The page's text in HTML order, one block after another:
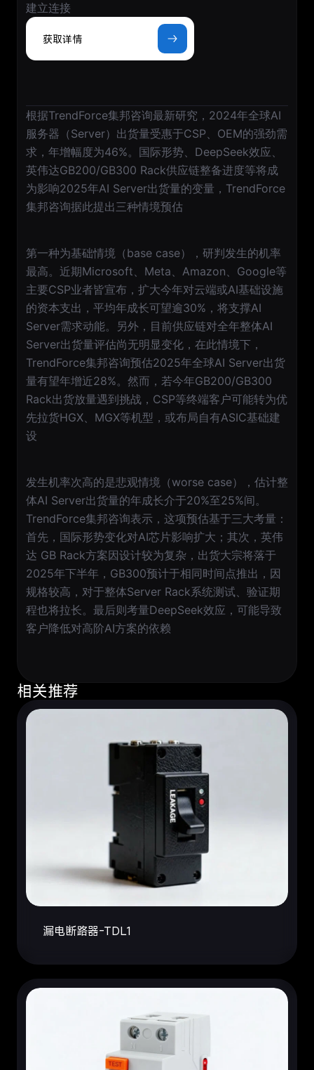
建立连接
获取详情
根据TrendForce集邦咨询最新研究，2024年全球AI
服务器（Server）出货量受惠于CSP、OEM的强劲需
求，年增幅度为46%。国际形势、DeepSeek效应、
英伟达GB200/GB300 Rack供应链整备进度等将成
为影响2025年AI Server出货量的变量，TrendForce
集邦咨询据此提出三种情境预估
第一种为基础情境（base case），研判发生的机率
最高。近期Microsoft、Meta、Amazon、Google等
主要CSP业者皆宣布，扩大今年对云端或AI基础设施
的资本支出，平均年成长可望逾30%，将支撑AI
Server需求动能。另外，目前供应链对全年整体AI
Server出货量评估尚无明显变化，在此情境下，
TrendForce集邦咨询预估2025年全球AI Server出货
量有望年增近28%。然而，若今年GB200/GB300
Rack出货放量遇到挑战，CSP等终端客户可能转为优
先拉货HGX、MGX等机型，或布局自有ASIC基础建
设
发生机率次高的是悲观情境（worse case），估计整
体AI Server出货量的年成长介于20%至25%间。
TrendForce集邦咨询表示，这项预估基于三大考量：
首先，国际形势变化对AI芯片影响扩大；其次，英伟
达 GB Rack方案因设计较为复杂，出货大宗将落于
2025年下半年，GB300预计于相同时间点推出，因
规格较高，对于整体Server Rack系统测试、验证期
程也将拉长。最后则考量DeepSeek效应，可能导致
客户降低对高阶AI方案的依赖
相关推荐
漏电断路器-TDL1